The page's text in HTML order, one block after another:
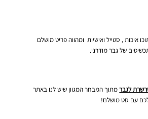
איכות , סטייל ואישיות ומהווה פריט מושלם
של גבר מודרני.
לגברמתוך המבחר המגוון שיש לנו באתר
עם סט מושלם!